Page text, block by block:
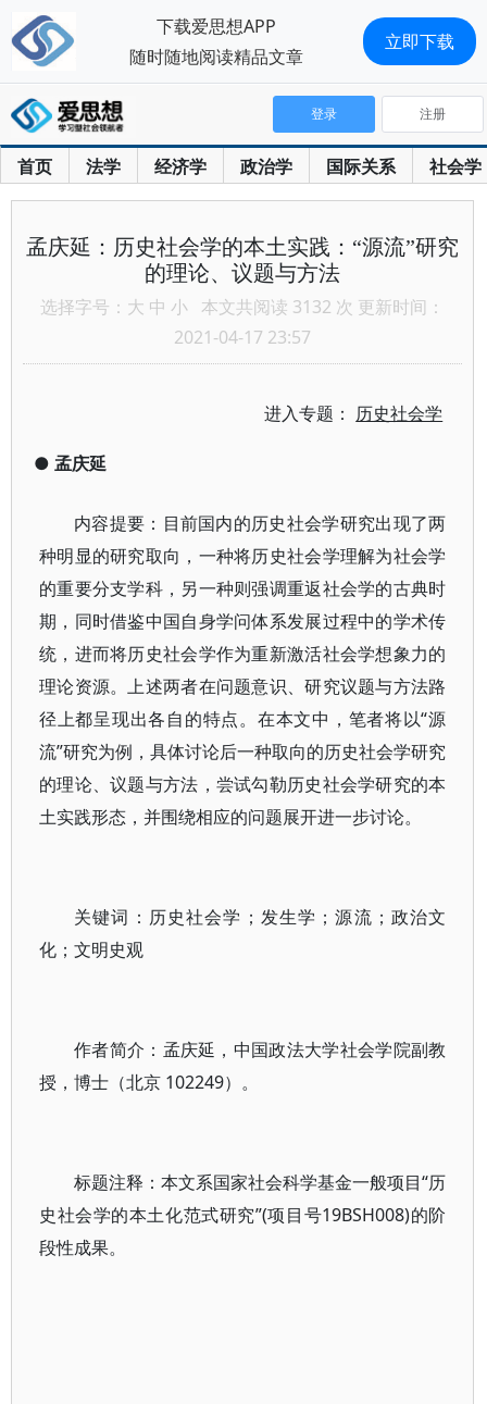
首页 法学 经济学 政治学 国际关系 社会学
登录 注册
孟庆延：历史社会学的本土实践：“源流”研究
的理论、议题与方法
选择字号： 大 中 小 本文共阅读 3132 次 更新时间：
2021-04-17 23:57
进入专题： 历史社会学
● 孟庆延
内容提要：目前国内的历史社会学研究出现了两
种明显的研究取向，一种将历史社会学理解为社会学
的重要分支学科，另一种则强调重返社会学的古典时
期，同时借鉴中国自身学问体系发展过程中的学术传
统，进而将历史社会学作为重新激活社会学想象力的
理论资源。上述两者在问题意识、研究议题与方法路
径上都呈现出各自的特点。在本文中，笔者将以“源
流”研究为例，具体讨论后一种取向的历史社会学研究
的理论、议题与方法，尝试勾勒历史社会学研究的本
土实践形态，并围绕相应的问题展开进一步讨论。
关键词：历史社会学；发生学；源流；政治文
化；文明史观
作者简介：孟庆延，中国政法大学社会学院副教
授，博士（北京 102249）。
标题注释：本文系国家社会科学基金一般项目“历
史社会学的本土化范式研究”(项目号19BSH008)的阶
段性成果。
下载爱思想APP
随时随地阅读精品文章
立即下载